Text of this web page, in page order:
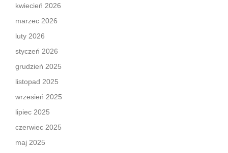
kwiecień 2026
marzec 2026
luty 2026
styczeń 2026
grudzień 2025
listopad 2025
wrzesień 2025
lipiec 2025
czerwiec 2025
maj 2025